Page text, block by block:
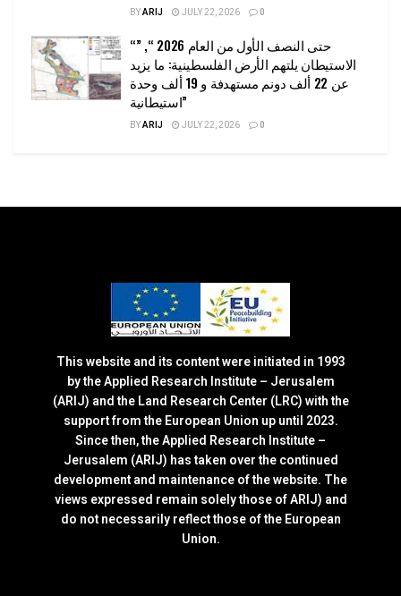
BYARIJ JULY 22, 2026 0
“حتى النصف الأول من العام 2026 “, ”
الاستيطان يلتهم الأرض الفلسطينية: ما يزيد
عن 22 ألف دونم مستهدفة و 19 ألف وحدة
استيطانية”
BYARIJ JULY 22, 2026 0
This website and its content were initiated in 1993
by the Applied Research Institute – Jerusalem
(ARIJ) and the Land Research Center (LRC) with the
support from the European Union up until 2023.
Since then, the Applied Research Institute –
Jerusalem (ARIJ) has taken over the continued
development and maintenance of the website. The
views expressed remain solely those of ARIJ) and
do not necessarily reflect those of the European
Union.